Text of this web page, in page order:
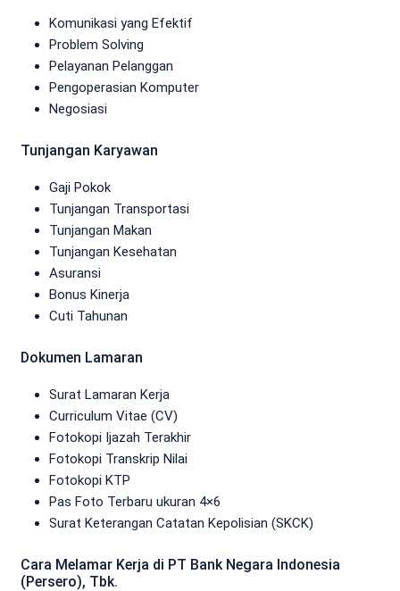
Komunikasi yang Efektif
Problem Solving
Pelayanan Pelanggan
Pengoperasian Komputer
Negosiasi
Tunjangan Karyawan
Gaji Pokok
Tunjangan Transportasi
Tunjangan Makan
Tunjangan Kesehatan
Asuransi
Bonus Kinerja
Cuti Tahunan
Dokumen Lamaran
Surat Lamaran Kerja
Curriculum Vitae (CV)
Fotokopi Ijazah Terakhir
Fotokopi Transkrip Nilai
Fotokopi KTP
Pas Foto Terbaru ukuran 4×6
Surat Keterangan Catatan Kepolisian (SKCK)
Cara Melamar Kerja di PT Bank Negara Indonesia
(Persero), Tbk.